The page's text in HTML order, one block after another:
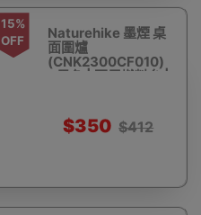
15%
OFF
Naturehike 墨煙 桌
面圍爐
(CNK2300CF010)
- 黑色 | 兩用燃料台 |
$350 $412